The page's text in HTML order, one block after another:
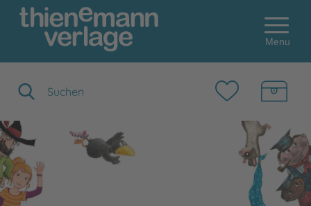
Menu